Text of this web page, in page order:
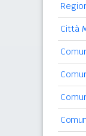
Città